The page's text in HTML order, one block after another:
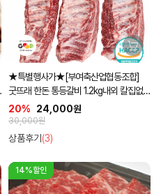
★특별행사가★[부여축산업협동조합]
굿뜨래 한돈 통등갈비 1.2kg내외 칼집없는
통포장
20% 24,000원
30,000원
상품후기 (3)
14%할인